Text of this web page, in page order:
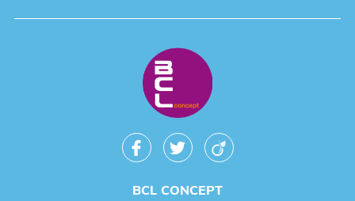
BCL CONCEPT